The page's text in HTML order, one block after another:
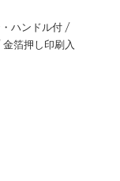
ハンドル付 /
箔押し印刷入